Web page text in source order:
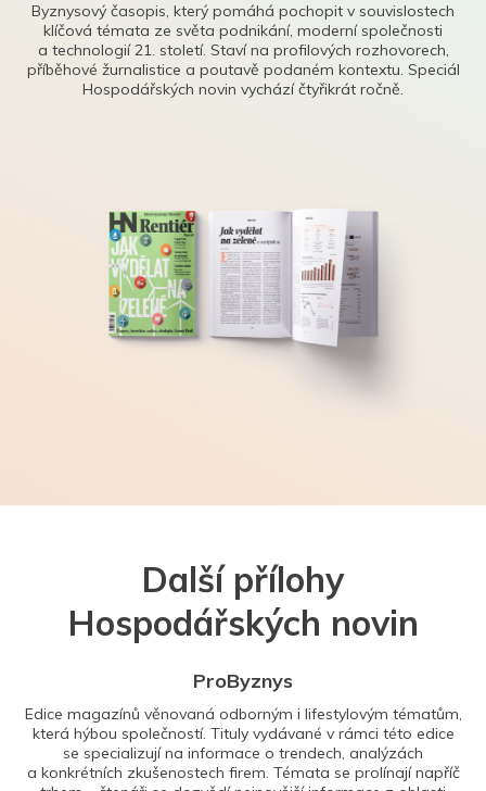
Byznysový časopis, který pomáhá pochopit v souvislostech
klíčová témata ze světa podnikání, moderní společnosti
a technologií 21. století. Staví na profilových rozhovorech,
příběhové žurnalistice a poutavě podaném kontextu. Speciál
Hospodářských novin vychází čtyřikrát ročně.
Další přílohy
Hospodářských novin
ProByznys
Edice magazínů věnovaná odborným i lifestylovým tématům,
která hýbou společností. Tituly vydávané v rámci této edice
se specializují na informace o trendech, analýzách
a konkrétních zkušenostech firem. Témata se prolínají napříč